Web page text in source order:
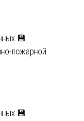
💾
пожарной
💾